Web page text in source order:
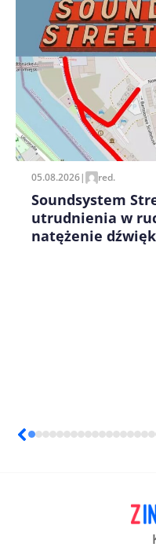
Zapamiętaj moje
pisania kolejnych
05.08.2026| red.
Soundsystem
utrudnienia w
natężenie